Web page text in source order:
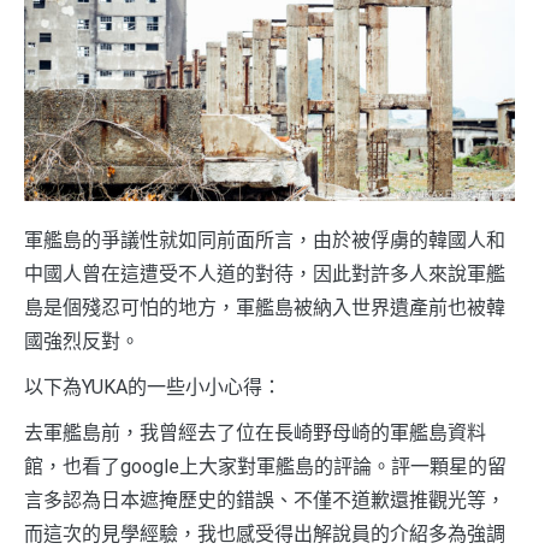
軍艦島的爭議性就如同前面所言，由於被俘虜的韓國人和
中國人曾在這遭受不人道的對待，因此對許多人來說軍艦
島是個殘忍可怕的地方，軍艦島被納入世界遺產前也被韓
國強烈反對。
以下為YUKA的一些小小心得：
去軍艦島前，我曾經去了位在長崎野母崎的軍艦島資料
館，也看了google上大家對軍艦島的評論。評一顆星的留
言多認為日本遮掩歷史的錯誤、不僅不道歉還推觀光等，
而這次的見學經驗，我也感受得出解說員的介紹多為強調